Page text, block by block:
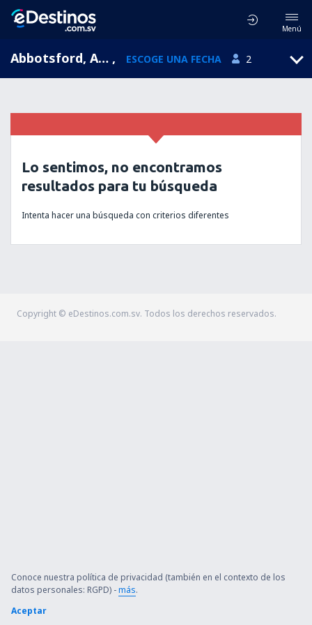
Menú
Abbotsford, Abbotsford, Columbia Británica, Canadá (YXX) , ESCOGE UNA FECHA 2
Lo sentimos, no encontramos
resultados para tu búsqueda
Intenta hacer una búsqueda con criterios diferentes
Copyright © eDestinos.com.sv. Todos los derechos reservados.
Conoce nuestra política de privacidad (también en el contexto de los
datos personales: RGPD) -más.
Aceptar